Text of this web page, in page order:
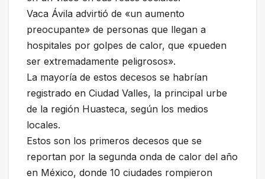
Vaca Ávila advirtió de «un aumento
preocupante» de personas que llegan a
hospitales por golpes de calor, que «pueden
ser extremadamente peligrosos».
La mayoría de estos decesos se habrían
registrado en Ciudad Valles, la principal urbe
de la región Huasteca, según los medios
locales.
Estos son los primeros decesos que se
reportan por la segunda onda de calor del año
en México, donde 10 ciudades rompieron